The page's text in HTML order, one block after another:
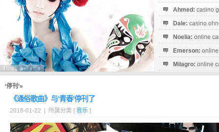
Ahmed: casino
Dale: casino
Noelia: online
Emerson:
Milagro: online
‘停刊’»
《通俗歌曲》与‘青春’停刊了
2018-01-22 | 所属分类 [ 音乐 ]